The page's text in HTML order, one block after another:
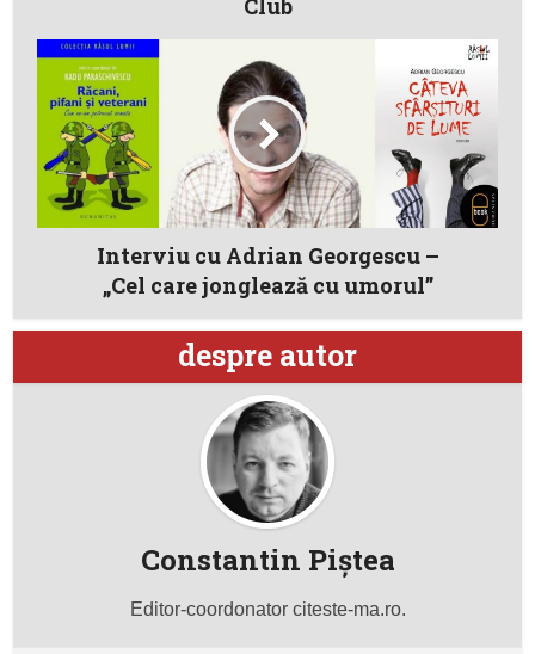
Interviu cu Adrian Georgescu –
„Cel care jonglează cu umorul”
despre autor
Constantin Piştea
Editor-coordonator citeste-ma.ro.